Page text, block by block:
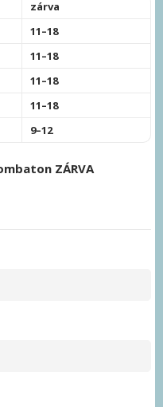
zárva
11–18
11–18
11–18
11–18
9–12
ZÁRVA